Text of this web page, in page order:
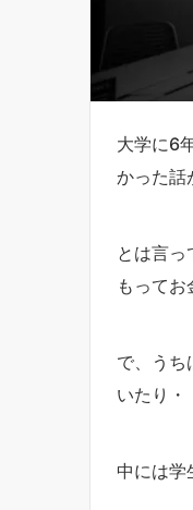
大学に6
かった話
とは言
もってお
で、うち
いたり・
中には学